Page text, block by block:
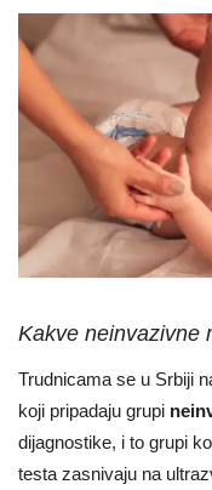
Kakve neinvazivne
Trudnicama se u Srbiji
koji pripadaju grupi
dijagnostike, i to grupi
testa zasnivaju na